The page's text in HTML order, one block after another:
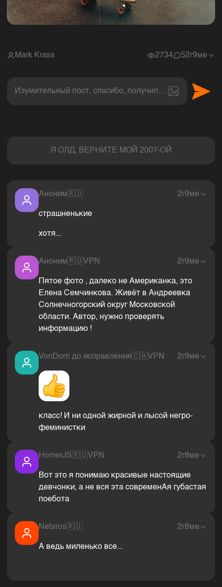
Mark Krass 2734 52г9ме
Изумительный пост, спасибо, получил величайшее
Я ОЛД, ВЕРНИТЕ МОЙ 2007-ОЙ
Аноним🇷🇺 2г9ме
страшненькие
хотя...
Аноним🇷🇺VPN 2г9ме
Пятое фото , далеко не Американка, это
Елена Семчинкова. Живёт в Андреевка
Солнечногорский округ Московской
области. Автор, нужно проверять
информацию !
VonDorn до исправления🇨🇦VPN 2г9ме
класс! И ни одной жирной и лысой негро-
феминистки
HomerJS🇷🇺VPN 2г8ме
Вот это я понимаю красивые настоящие
девчонки, а не вся эта современАя губастая
поебота
Nebiros🇷🇺 2г8ме
А ведь миленько все...